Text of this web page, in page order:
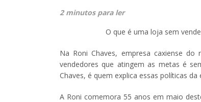
2 minutos para ler
O que é uma loja sem
Na Roni Chaves, empresa caxiense
vendedores que atingem as metas é
Chaves, é quem explica essas políticas da
A Roni comemora 55 anos em maio